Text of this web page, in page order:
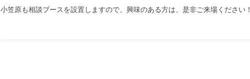
小笠原も相談ブースを設置しますので、興味のある方は、是非ご来場ください！